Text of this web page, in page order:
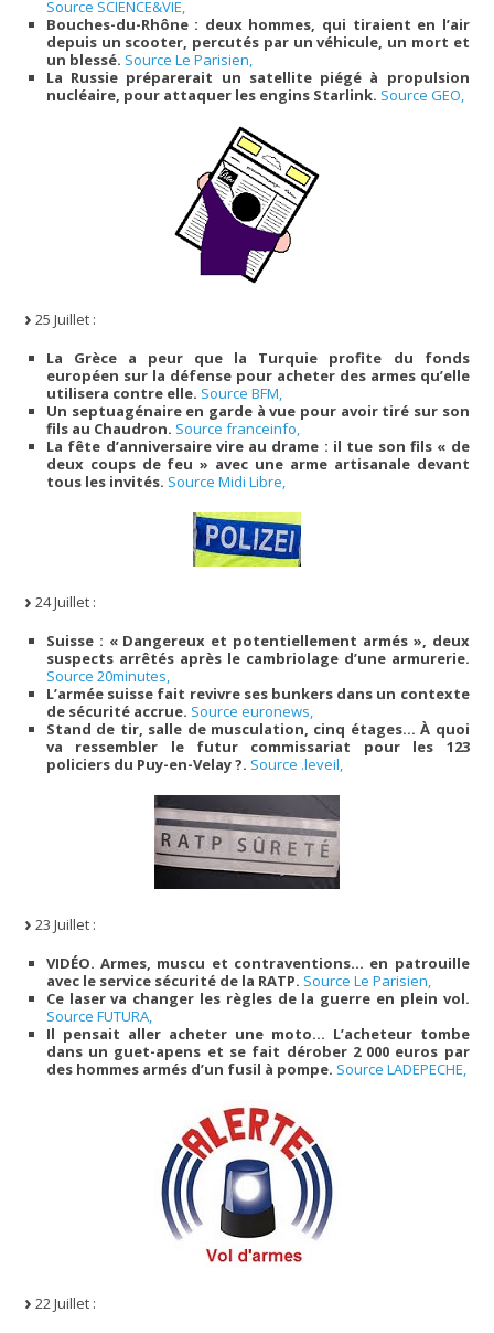
Source SCIENCE&VIE,
Bouches-du-Rhône : deux hommes, qui tiraient en l’air
depuis un scooter, percutés par un véhicule, un mort et
un blessé. Source Le Parisien,
La Russie préparerait un satellite piégé à propulsion
nucléaire, pour attaquer les engins Starlink. Source GEO,
25 Juillet :
La Grèce a peur que la Turquie profite du fonds
européen sur la défense pour acheter des armes qu’elle
utilisera contre elle. Source BFM,
Un septuagénaire en garde à vue pour avoir tiré sur son
fils au Chaudron. Source franceinfo,
La fête d’anniversaire vire au drame : il tue son fils « de
deux coups de feu » avec une arme artisanale devant
tous les invités. Source Midi Libre,
24 Juillet :
Suisse : « Dangereux et potentiellement armés », deux
suspects arrêtés après le cambriolage d’une armurerie.
Source 20minutes,
L’armée suisse fait revivre ses bunkers dans un contexte
de sécurité accrue. Source euronews,
Stand de tir, salle de musculation, cinq étages… À quoi
va ressembler le futur commissariat pour les 123
policiers du Puy-en-Velay ?. Source .leveil,
23 Juillet :
VIDÉO. Armes, muscu et contraventions… en patrouille
avec le service sécurité de la RATP. Source Le Parisien,
Ce laser va changer les règles de la guerre en plein vol.
Source FUTURA,
Il pensait aller acheter une moto… L’acheteur tombe
dans un guet-apens et se fait dérober 2 000 euros par
des hommes armés d’un fusil à pompe. Source LADEPECHE,
22 Juillet :